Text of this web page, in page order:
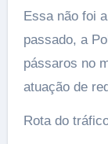
Essa não foi
passado, a
pássaros no
atuação de
Rota do